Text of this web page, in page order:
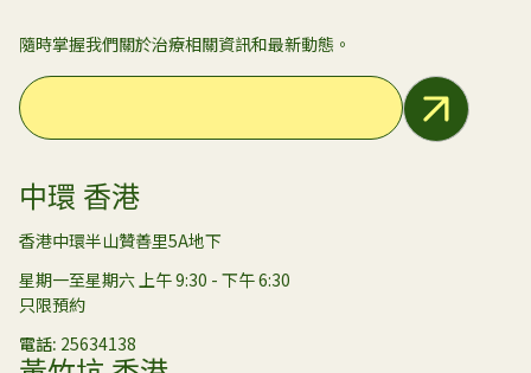
隨時掌握我們關於治療相關資訊和最新動態。
Email Address
中環 香港
香港中環半山贊善里5A地下
星期一至星期六 上午 9:30 - 下午 6:30
只限預約
電話 25634138